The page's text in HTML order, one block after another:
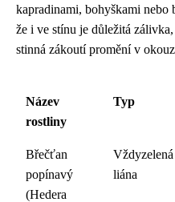
kapradinami, bohyškami nebo
že i ve stínu je důležitá
stinná zákoutí promění v
Název
rostliny
Typ
Břečťan
popínavý
(Hedera
Vždyzelená
liána